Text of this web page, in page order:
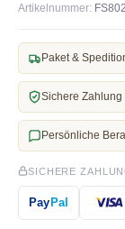
Artikelnummer:
Paket &
Sichere Zahlung
Persönliche
SICHERE
PayPal